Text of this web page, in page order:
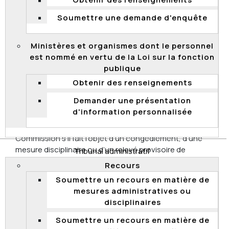
Soumettre une demande d'enquête
Ministères et organismes dont le personnel
est nommé en vertu de la Loi sur la fonction
publique
Obtenir des renseignements
Demander une présentation
d'information personnalisée
Tribunal administratif
Recours
Soumettre un recours en matière de
mesures administratives ou
disciplinaires
Soumettre un recours en matière de
la fonction publique
, vous pouvez déposer un
recours à la Commission si vous faites l’objet d’une
Toutefois, pour soumettre ce recours, la durée de
votre engagement ne doit pas être inférieure à un an, à
moins d’avoir atteint 12 mois de service ou d’occuper
Administrateur d’État
Un administrateur d’État peut soumettre un appel à la
Commission s’il fait l’objet d’un congédiement, d’une
mesure disciplinaire ou d’un relevé provisoire de
fonctions.
Ancien fonctionnaire non syndiqué bénéficiant
d’un droit de retour dans la fonction publique
Sauf exception, les personnes non syndiquées à
l’emploi de certainsorganismes ou sociétés d’État